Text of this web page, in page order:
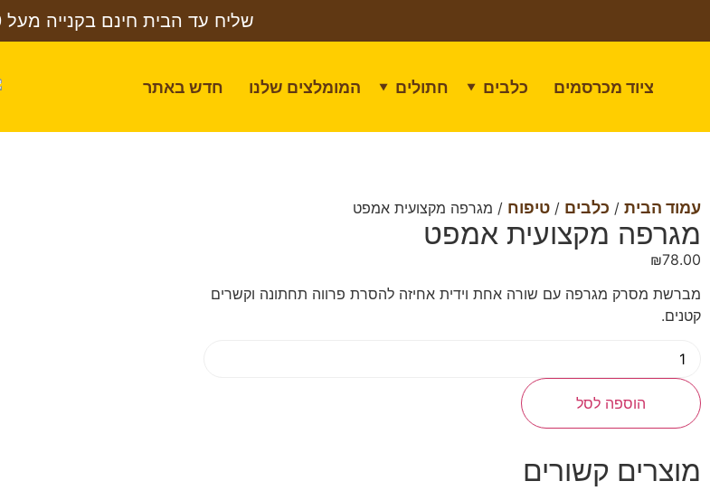
שליח עד הבית חינם בקנייה מעל 199 ₪
ציוד מכרסמים כלבים ▼ חתולים ▼ המומלצים שלנו חדש באתר
עמוד הבית / כלבים / טיפוח / מגרפה מקצועית אמפט
מגרפה מקצועית אמפט
₪78.00
מברשת מסרק מגרפה עם שורה אחת וידית אחיזה להסרת פרווה תחתונה וקשרים
קטנים.
הוספה לסל
מוצרים קשורים